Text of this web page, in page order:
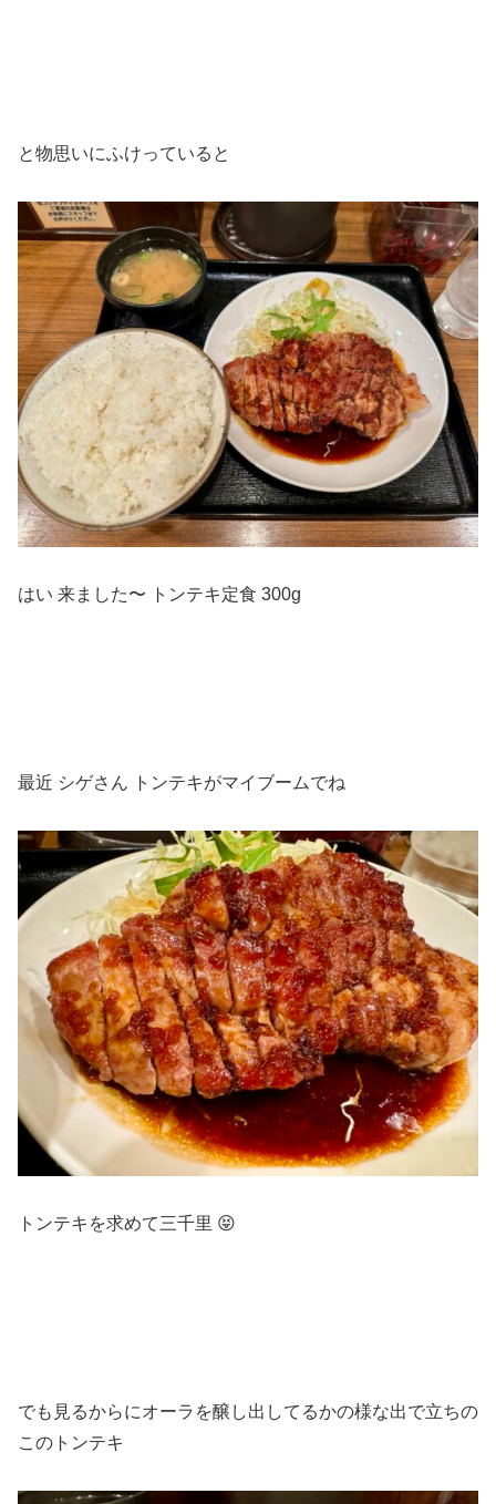
と物思いにふけっていると
はい 来ました〜 トンテキ定食 300g
最近 シゲさん トンテキがマイブームでね
トンテキを求めて三千里 😝
でも見るからにオーラを醸し出してるかの様な出で立ちの
このトンテキ